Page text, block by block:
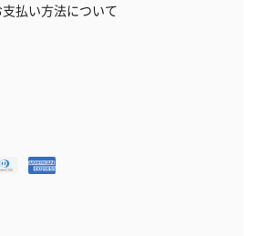
支払い方法について